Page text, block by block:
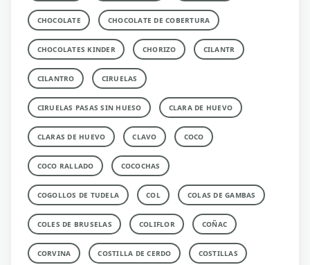
CHOCOLATE CHOCOLATE DE COBERTURA
CHOCOLATES KINDER CHORIZO CILANTR
CILANTRO CIRUELAS
CIRUELAS PASAS SIN HUESO CLARA DE HUEVO
CLARAS DE HUEVO CLAVO COCO
COCO RALLADO COCOCHAS
COGOLLOS DE TUDELA COL COLAS DE GAMBAS
COLES DE BRUSELAS COLIFLOR COÑAC
CORVINA COSTILLA DE CERDO COSTILLAS